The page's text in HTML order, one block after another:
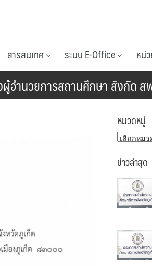
สารสนเทศ ระบบ E-Office หน่
ผู้อำนวยการสถานศึกษา สังกัด
หมวดหมู่
หมวด
ข่าวล่าสุด